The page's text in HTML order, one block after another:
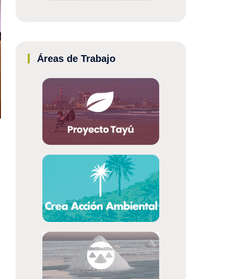
Áreas de Trabajo